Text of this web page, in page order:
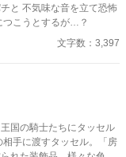
と 不気味な音を立て恐怖
つこうとするが…？
文字数：3,397
国の騎士たちにタッセル